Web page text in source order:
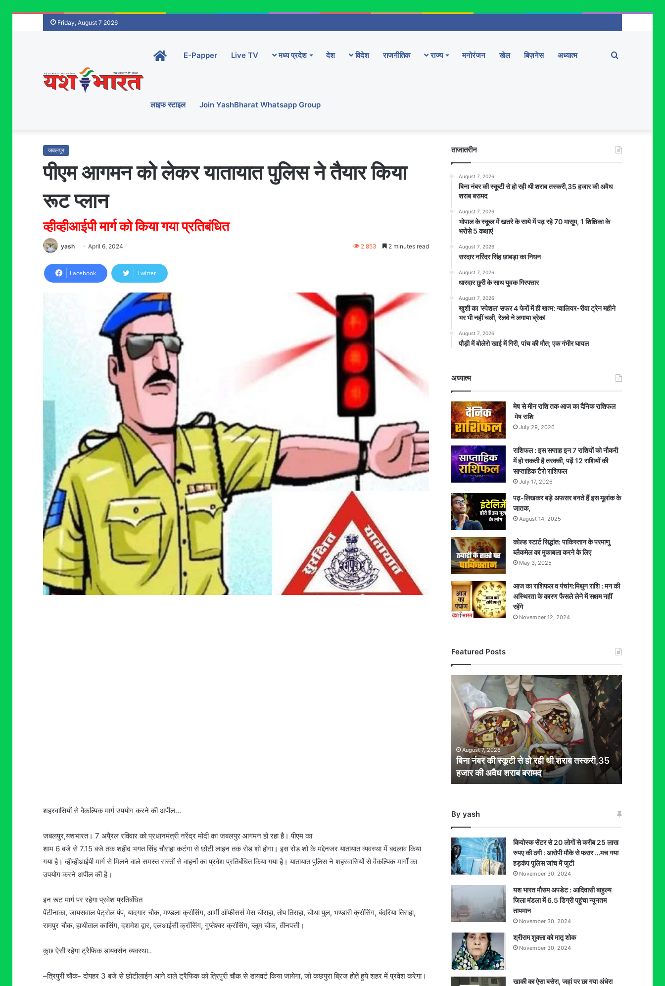
Friday, August 7 2026
Home-
main
E-Papper Live TV मध्य प्रदेश देश विदेश राजनीतिक राज्य मनोरंजन खेल बिज़नेस अध्यात्म
लाइफ स्टाइल Join YashBharat Whatsapp Group
Search
जबलपुर
पीएम आगमन को लेकर यातायात पुलिस ने तैयार किया
रूट प्लान
व्हीव्हीआईपी मार्ग को किया गया प्रतिबंधित
yash April 6, 2024 2,853 2 minutes read
Facebook Twitter
शहरवासियों से वैकल्पिक मार्ग उपयोग करने की अपील…
जबलपुर,यशभारत। 7 अपै्रल रविवार को प्रधानमंत्री नरेंद्र मोदी का जबलपुर आगमन हो रहा है। पीएम का
शाम 6 बजे से 7.15 बजे तक शहीद भगत सिंह चौराहा कटंगा से छोटी लाइन तक रोड शो होगा। इस रोड शो के मद्देनजर यातायात व्यवस्था में बदलाव किया
गया है। व्हीव्हीआईपी मार्ग से मिलने वाले समस्त रास्तों से वाहनों का प्रवेश प्रतिबंधित किया गया है। यातायात पुलिस ने शहरवासियों से वैकल्पिक मार्गों का
उपयोग करने अपील की है।
इन रूट मार्ग पर रहेगा प्रवेश प्रतिबंधित
पेंटीनाका, जायसवाल पेट्रोल पंप, यादगार चौक, मण्डला क्रॉसिंग, आर्मी ऑफीसर्स मेस चौराहा, तोप तिराहा, चौथा पुल, भण्डारी क्रॉसिंग, बंदरिया तिराहा,
रामपुर चौक, हाथीताल कासिंग, दशमेश द्वार, एलआईसी क्रॉसिंग, गुप्तेश्वर क्रॉसिंग, ब्लूम चौक, तीनपत्ती।
कुछ ऐसी रहेगा ट्रैफिक डायवर्सन व्यवस्था..
–त्रिपुरी चौक- दोपहर 3 बजे से छोटीलाईन आने वाले ट्रैफिक को त्रिपुरी चौक से डायवर्ट किया जायेगा, जो कछपुरा ब्रिज होते हुये शहर में प्रवेश करेगा।
ताजातरीन
August 7, 2026
बिना नंबर की स्कूटी से हो रही थी शराब तस्करी,35 हजार की अवैध
शराब बरामद
August 7, 2026
भोपाल के स्कूल में खतरे के साये में पढ़ रहे 70 मासूम, 1 शिक्षिका के
भरोसे 5 कक्षाएं
August 7, 2026
सरदार नरिंदर सिंह छाबड़ा का निधन
August 7, 2026
धारदार छुरी के साथ युवक गिरफ्तार
August 7, 2026
खुशी का ‘स्पेशल’ सफर 4 फेरों में ही खत्म: ग्वालियर-रीवा ट्रेन महीने
भर भी नहीं चली, रेलवे ने लगाया ब्रेक!
August 7, 2026
पौड़ी में बोलेरो खाई में गिरी, पांच की मौत; एक गंभीर घायल
अध्यात्म
मेष से मीन राशि तक आज का दैनिक राशिफल
मेष राशि
July 29, 2026
राशिफल : इस सप्ताह इन 7 राशियों को नौकरी
में हो सकती है तरक्की, पढ़ें 12 राशियों की
साप्ताहिक टैरो राशिफल
July 17, 2026
पढ़-लिखकर बड़े अफसर बनते हैं इस मूलांक के
जातक,
August 14, 2025
कोल्ड स्टार्ट सिद्धांत: पाकिस्तान के परमाणु
ब्लैकमेल का मुकाबला करने के लिए
May 3, 2025
आज का राशिफल व पंचांग:मिथुन राशि : मन की
अस्थिरता के कारण फैसले लेने में सक्षम नहीं
रहेंगे
November 12, 2024
Featured Posts
नंबर
की
स्कूटी
थी
शराब
तस्करी,35
हजार
शराब
बरामद
August 7, 2026
बिना नंबर की स्कूटी से हो रही थी शराब तस्करी,35
हजार की अवैध शराब बरामद
By yash
कियोस्क सेंटर से 20 लोगों से करीब 25 लाख
रुपए की ठगी : आरोपी मौके से फरार …मच गया
हड़कंप पुलिस जांच में जुटी
November 30, 2024
यश भारत मौसम अपडेट : आदिवासी बाहुल्य
जिला मंडला में 6.5 डिग्री पहुंचा न्यूनतम
तापमान
November 30, 2024
श्रीराम शुक्ला को मातृ शोक
November 30, 2024
खाकी का ऐसा बसेरा, जहां पर छा गया अंधेरा